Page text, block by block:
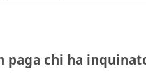
paga chi ha